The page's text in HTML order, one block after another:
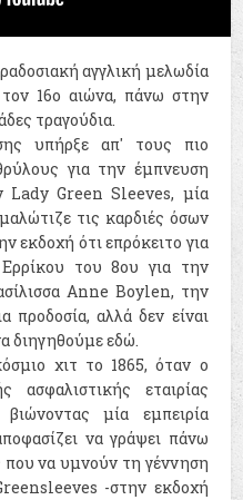
αγγλική μελωδία
16ο αιώνα, πάνω στην
τραγούδια.
υπήρξε απ' τους πιο
για την έμπνευση
Lady Green Sleeves, μία
τις καρδιές όσων
εκδοχή ότι επρόκειτο για
του 8ου για την
Anne Boylen, την
προδοσία, αλλά δεν είναι
διηγηθούμε εδώ.
χιτ το 1865, όταν ο
ασφαλιστικής εταιρίας
μία εμπειρία
να γράψει πάνω
να υμνούν τη γέννηση
-στην εκδοχή